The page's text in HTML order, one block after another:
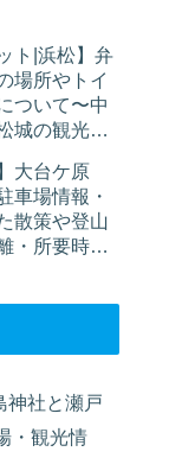
ト|浜松】弁
場所やトイ
ついて〜中
城の観光に
大台ケ原
車場情報・
散策や登山
・所要時
神社と瀬戸
・観光情